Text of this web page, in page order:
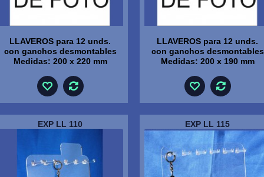
LLAVEROS para 12 unds.
con ganchos desmontables
Medidas: 200 x 220 mm
LLAVEROS para 12 unds.
con ganchos desmontables
Medidas: 200 x 190 mm
EXP LL 110 EXP LL 115